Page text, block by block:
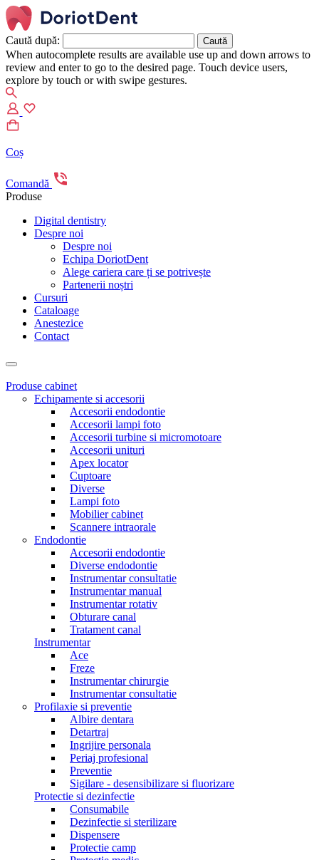
Caută după:
When autocomplete results are available use up and down arrows to
review and enter to go to the desired page. Touch device users,
explore by touch or with swipe gestures.
Coș
Comandă
Produse
Digital dentistry
Despre noi
Despre noi
Echipa DoriotDent
Alege cariera care ți se potrivește
Partenerii noștri
Cursuri
Cataloage
Anestezice
Contact
Produse cabinet
Echipamente si accesorii
Accesorii endodontie
Accesorii lampi foto
Accesorii turbine si micromotoare
Accesorii unituri
Apex locator
Cuptoare
Diverse
Lampi foto
Mobilier cabinet
Scannere intraorale
Endodontie
Accesorii endodontie
Diverse endodontie
Instrumentar consultatie
Instrumentar manual
Instrumentar rotativ
Obturare canal
Tratament canal
Instrumentar
Ace
Freze
Instrumentar chirurgie
Instrumentar consultatie
Profilaxie si preventie
Albire dentara
Detartraj
Ingrijire personala
Periaj profesional
Preventie
Sigilare - desensibilizare si fluorizare
Protectie si dezinfectie
Consumabile
Dezinfectie si sterilizare
Dispensere
Protectie camp